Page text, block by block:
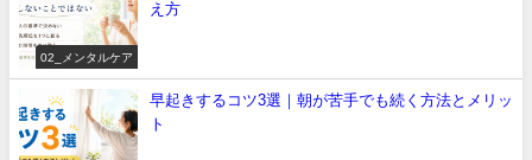
02_メンタルケア
え方
早起きするコツ3選｜朝が苦手でも続く方法とメリッ
ト